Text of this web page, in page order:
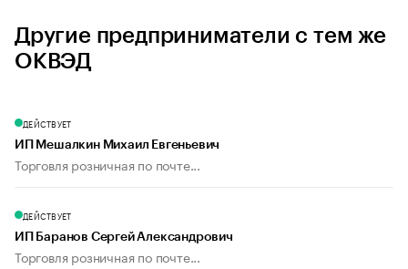
Другие предприниматели с тем же
ОКВЭД
ДЕЙСТВУЕТ
ИП Мешалкин Михаил Евгеньевич
Торговля розничная по почте...
ДЕЙСТВУЕТ
ИП Баранов Сергей Александрович
Торговля розничная по почте...